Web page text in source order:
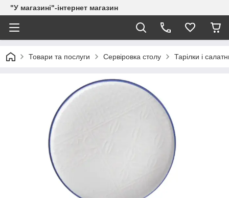
"У магазині"-інтернет магазин
Товари та послуги Сервіровка столу Тарілки і